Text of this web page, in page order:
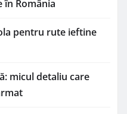
România
pentru rute ieftine
micul detaliu care